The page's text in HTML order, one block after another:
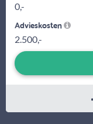
0,-
Advieskosten
2.500,-